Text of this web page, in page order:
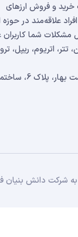
ارزینجا در سال 96 با هدف خرید و فروش ارزهای
علاقه‌مند در حوزه
مشکلات شما کاربران
اتریوم، ریپل،
آدرس: تهران، زعفرانیه، بلوار بهزادی، بن‌بست
دانش بنیان